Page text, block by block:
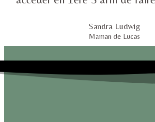
Sandra Ludwig
Maman de Lucas